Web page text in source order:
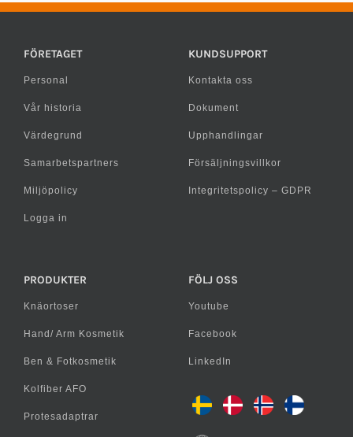
FÖRETAGET
Personal
Vår historia
Värdegrund
Samarbetspartners
Miljöpolicy
Logga in
KUNDSUPPORT
Kontakta oss
Dokument
Upphandlingar
Försäljningsvillkor
Integritetspolicy – GDPR
PRODUKTER
Knäortoser
Hand/ Arm Kosmetik
Ben & Fotkosmetik
Kolfiber AFO
Protesadaptrar
FÖLJ OSS
Youtube
Facebook
LinkedIn